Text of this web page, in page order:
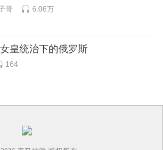
哥 6.06万
女皇统治下的俄罗斯
164